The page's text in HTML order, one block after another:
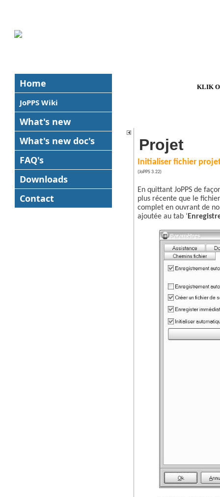
Home
JoPPS Wiki
What's new
What's new doc's
FAQ's
Downloads
Contact
KLIK
Projet
Initialiser fichier
(JoPPS 3.22)
En quittant JoPPS de
plus récente que le
complet en ouvrant de
ajoutée au tab ‘